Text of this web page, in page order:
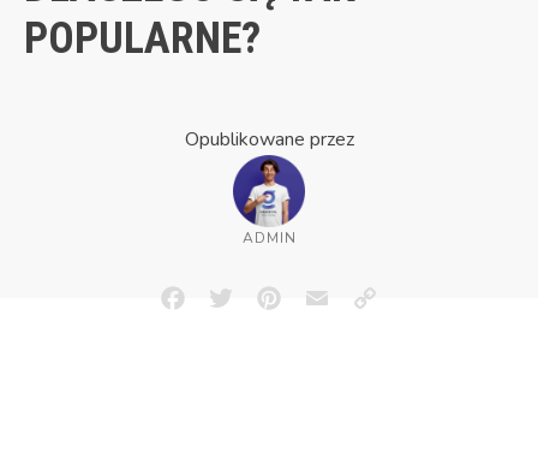
POPULARNE?
Opublikowane przez
ADMIN
FacebookTwitterPinterestEmailCopy